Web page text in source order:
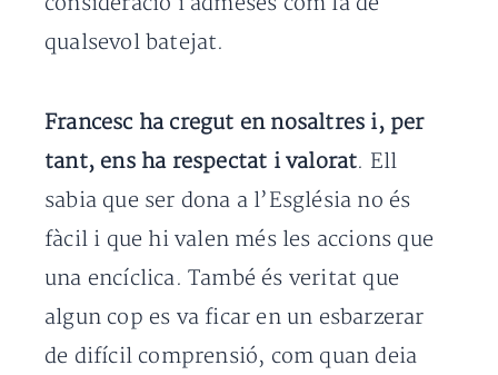
qualsevol batejat.
Francesc ha cregut en nosaltres i, per
tant, ens ha respectat i valorat. Ell
sabia que ser dona a l’Església no és
fàcil i que hi valen més les accions que
una encíclica. També és veritat que
algun cop es va ficar en un esbarzerar
de difícil comprensió, com quan deia